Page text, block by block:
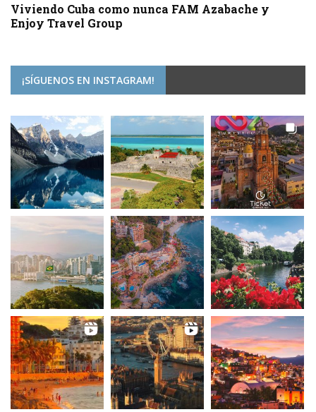
Viviendo Cuba como nunca FAM Azabache y
Enjoy Travel Group
¡SÍGUENOS EN INSTAGRAM!